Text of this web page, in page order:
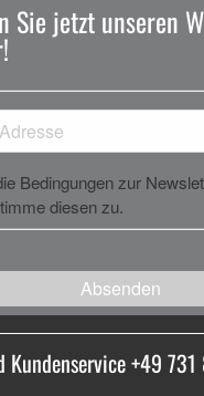
Sie jetzt unseren
Bedingungen zur
diesen zu.
Absenden
Kundenservice +49